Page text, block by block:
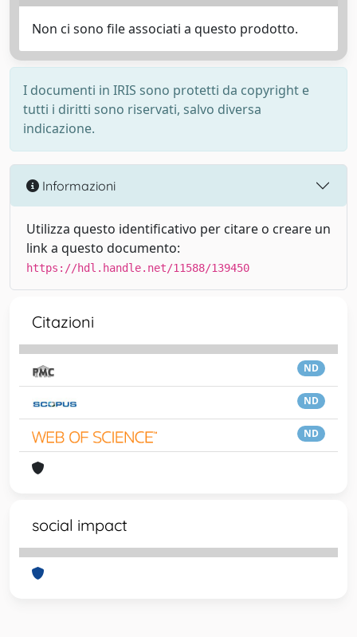
Non ci sono file associati a questo prodotto.
I documenti in IRIS sono protetti da copyright e
tutti i diritti sono riservati, salvo diversa
indicazione.
Informazioni
Utilizza questo identificativo per citare o creare un
link a questo documento:
https://hdl.handle.net/11588/139450
Citazioni
ND
ND
ND
social impact